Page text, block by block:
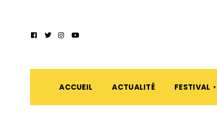
ACCUEIL ACTUALITÉ FESTIVAL